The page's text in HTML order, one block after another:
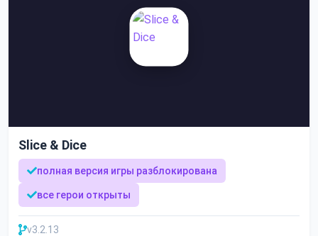
Slice & Dice
полная версия игры разблокирована
все герои открыты
v3.2.13